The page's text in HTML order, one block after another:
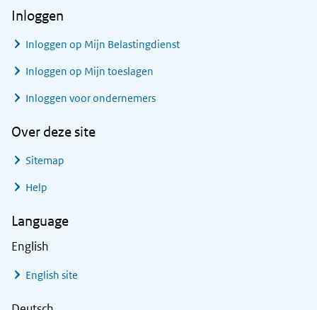
Inloggen
Inloggen op Mijn Belastingdienst
Inloggen op Mijn toeslagen
Inloggen voor ondernemers
Over deze site
Sitemap
Help
Language
English
English site